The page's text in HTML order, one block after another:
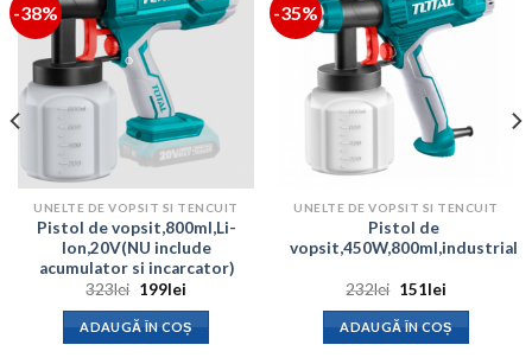
-38%
UNELTE DE VOPSIT SI TENCUIT
Pistol de vopsit,800ml,Li-
Ion,20V(NU include
acumulator si incarcator)
323lei Prețul
a
fost:
323lei.
199leiPrețul
este:
199lei.
ADAUGĂ ÎN COȘ
-35%
UNELTE DE VOPSIT SI TENCUIT
Pistol de
vopsit,450W,800ml,industrial
232lei Prețul
a
fost:
232lei.
151leiPrețul
este:
151lei.
ADAUGĂ ÎN COȘ